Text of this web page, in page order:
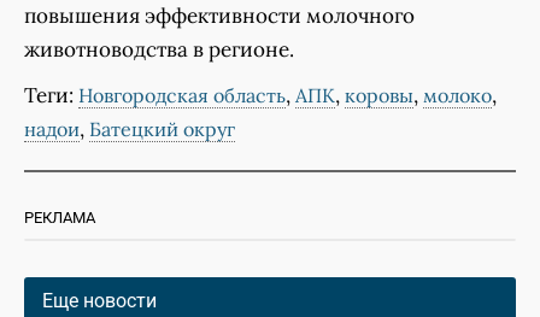
повышения эффективности молочного
животноводства в регионе.
Теги: Новгородская область, АПК, коровы, молоко,
надои, Батецкий округ
РЕКЛАМА
Еще новости